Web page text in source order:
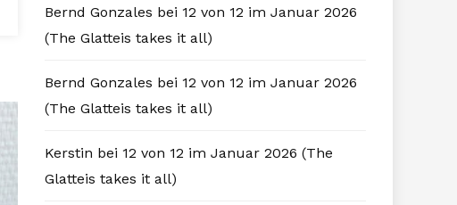
Bernd Gonzales bei 12 von 12 im Januar 2026
(The Glatteis takes it all)
Bernd Gonzales bei 12 von 12 im Januar 2026
(The Glatteis takes it all)
Kerstin bei 12 von 12 im Januar 2026 (The
Glatteis takes it all)